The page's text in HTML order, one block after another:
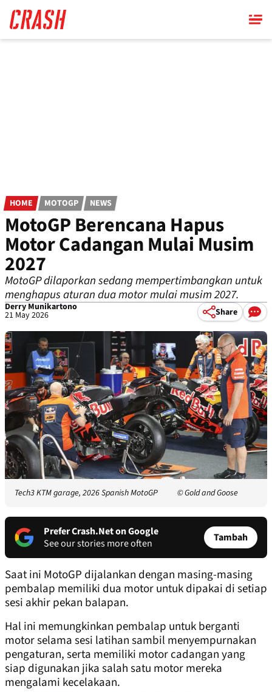
main
content
HOME MOTOGP NEWS
MotoGP Berencana Hapus
Motor Cadangan Mulai Musim
2027
MotoGP dilaporkan sedang mempertimbangkan untuk
menghapus aturan dua motor mulai musim 2027.
Derry Munikartono
21 May 2026 Share
Tech3 KTM garage, 2026 Spanish MotoGP © Gold and Goose
Prefer Crash.Net on Google
See our stories more often
Tambah
Saat ini MotoGP dijalankan dengan masing-masing
pembalap memiliki dua motor untuk dipakai di setiap
sesi akhir pekan balapan.
Hal ini memungkinkan pembalap untuk berganti
motor selama sesi latihan sambil menyempurnakan
pengaturan, serta memiliki motor cadangan yang
siap digunakan jika salah satu motor mereka
mengalami kecelakaan.